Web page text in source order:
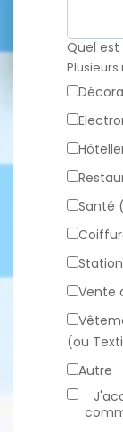
Quel
Santé
Vente
(ou
Autre